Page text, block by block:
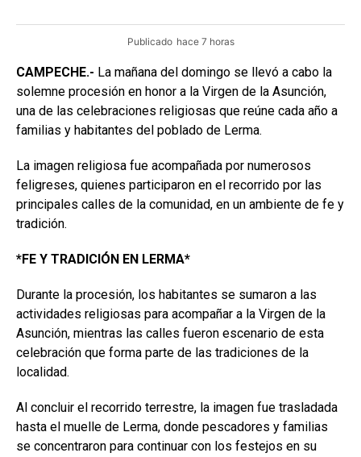
Publicado hace 7 horas
CAMPECHE.- La mañana del domingo se llevó a cabo la
solemne procesión en honor a la Virgen de la Asunción,
una de las celebraciones religiosas que reúne cada año a
familias y habitantes del poblado de Lerma.
La imagen religiosa fue acompañada por numerosos
feligreses, quienes participaron en el recorrido por las
principales calles de la comunidad, en un ambiente de fe y
tradición.
*FE Y TRADICIÓN EN LERMA*
Durante la procesión, los habitantes se sumaron a las
actividades religiosas para acompañar a la Virgen de la
Asunción, mientras las calles fueron escenario de esta
celebración que forma parte de las tradiciones de la
localidad.
Al concluir el recorrido terrestre, la imagen fue trasladada
hasta el muelle de Lerma, donde pescadores y familias
se concentraron para continuar con los festejos en su